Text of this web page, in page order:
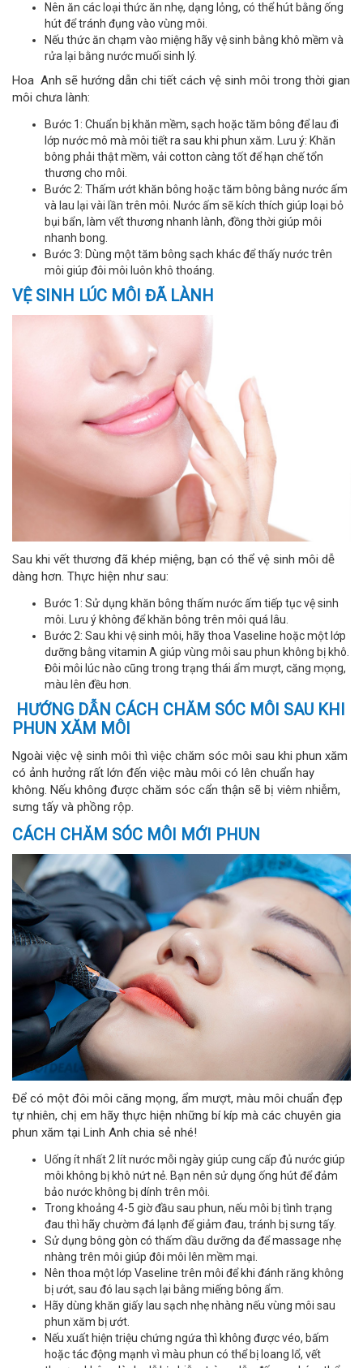
Nên ăn các loại thức ăn nhẹ, dạng lỏng, có thể hút bằng ống
hút để tránh đụng vào vùng môi.
Nếu thức ăn chạm vào miệng hãy vệ sinh bằng khô mềm và
rửa lại bằng nước muối sinh lý.
Hoa Anh sẽ hướng dẫn chi tiết cách vệ sinh môi trong thời gian
môi chưa lành:
Bước 1: Chuẩn bị khăn mềm, sạch hoặc tăm bông để lau đi
lớp nước mô mà môi tiết ra sau khi phun xăm. Lưu ý: Khăn
bông phải thật mềm, vải cotton càng tốt để hạn chế tổn
thương cho môi.
Bước 2: Thấm ướt khăn bông hoặc tăm bông bằng nước ấm
và lau lại vài lần trên môi. Nước ấm sẽ kích thích giúp loại bỏ
bụi bẩn, làm vết thương nhanh lành, đồng thời giúp môi
nhanh bong.
Bước 3: Dùng một tăm bông sạch khác để thấy nước trên
môi giúp đôi môi luôn khô thoáng.
VỆ SINH LÚC MÔI ĐÃ LÀNH
Sau khi vết thương đã khép miệng, bạn có thể vệ sinh môi dễ
dàng hơn. Thực hiện như sau:
Bước 1: Sử dụng khăn bông thấm nước ấm tiếp tục vệ sinh
môi. Lưu ý không để khăn bông trên môi quá lâu.
Bước 2: Sau khi vệ sinh môi, hãy thoa Vaseline hoặc một lớp
dưỡng bằng vitamin A giúp vùng môi sau phun không bị khô.
Đôi môi lúc nào cũng trong trạng thái ẩm mượt, căng mọng,
màu lên đều hơn.
HƯỚNG DẪN CÁCH CHĂM SÓC MÔI SAU KHI
PHUN XĂM MÔI
Ngoài việc vệ sinh môi thì việc chăm sóc môi sau khi phun xăm
có ảnh hưởng rất lớn đến việc màu môi có lên chuẩn hay
không. Nếu không được chăm sóc cẩn thận sẽ bị viêm nhiễm,
sưng tấy và phồng rộp.
CÁCH CHĂM SÓC MÔI MỚI PHUN
Để có một đôi môi căng mọng, ẩm mượt, màu môi chuẩn đẹp
tự nhiên, chị em hãy thực hiện những bí kíp mà các chuyên gia
phun xăm tại Linh Anh chia sẻ nhé!
Uống ít nhất 2 lít nước mỗi ngày giúp cung cấp đủ nước giúp
môi không bị khô nứt nẻ. Bạn nên sử dụng ống hút để đảm
bảo nước không bị dính trên môi.
Trong khoảng 4-5 giờ đầu sau phun, nếu môi bị tình trạng
đau thì hãy chườm đá lạnh để giảm đau, tránh bị sưng tấy.
Sử dụng bông gòn có thấm dầu dưỡng da để massage nhẹ
nhàng trên môi giúp đôi môi lên mềm mại.
Nên thoa một lớp Vaseline trên môi để khi đánh răng không
bị ướt, sau đó lau sạch lại bằng miếng bông ẩm.
Hãy dùng khăn giấy lau sạch nhẹ nhàng nếu vùng môi sau
phun xăm bị ướt.
Nếu xuất hiện triệu chứng ngứa thì không được véo, bấm
hoặc tác động mạnh vì màu phun có thể bị loang lổ, vết